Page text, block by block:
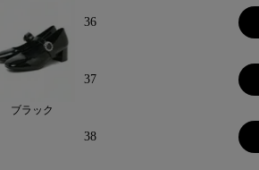
ブラック
36
37
38